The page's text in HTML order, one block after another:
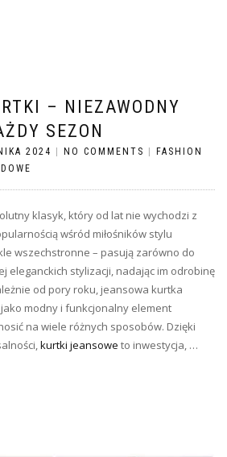
– NIEZAWODNY
SEZON
2024 NO COMMENTS
FASHION
klasyk, który od lat nie wychodzi z
wśród miłośników stylu
wszechstronne – pasują zarówno do
eleganckich stylizacji, nadając im odrobinę
od pory roku, jeansowa kurtka
modny i funkcjonalny element
na wiele różnych sposobów. Dzięki
kurtki jeansowe to inwestycja, …